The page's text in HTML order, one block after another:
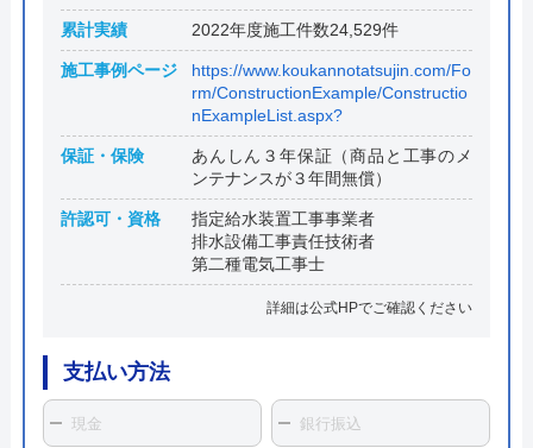
累計実績 2022年度施工件数24,529件
施工事例ページ
https://www.koukannotatsujin.com/Fo
rm/ConstructionExample/Constructio
nExampleList.aspx?
保証・保険
あんしん３年保証（商品と工事のメ
ンテナンスが３年間無償）
許認可・資格
指定給水装置工事事業者
排水設備工事責任技術者
第二種電気工事士
詳細は公式HPでご確認ください
支払い方法
現金 銀行振込